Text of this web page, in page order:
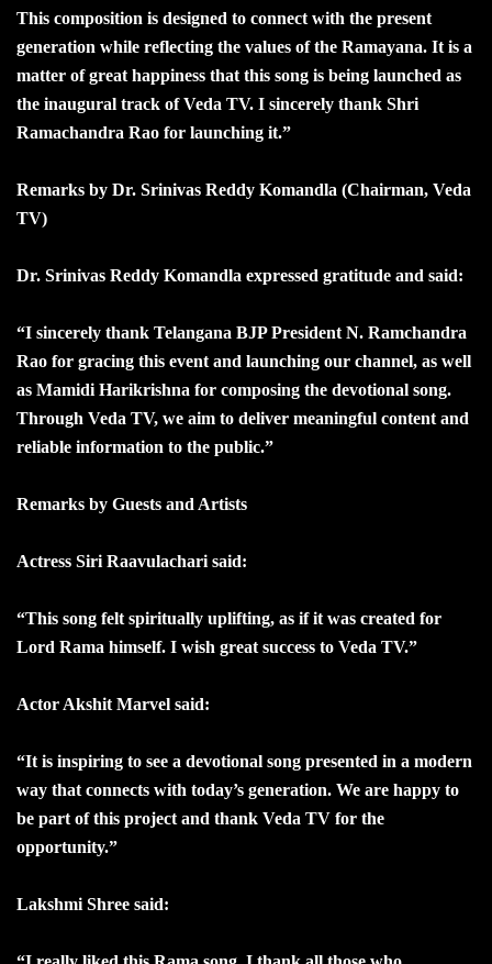
This composition is designed to connect with the present
generation while reflecting the values of the Ramayana. It is a
matter of great happiness that this song is being launched as
the inaugural track of Veda TV. I sincerely thank Shri
Ramachandra Rao for launching it.”
Remarks by Dr. Srinivas Reddy Komandla (Chairman, Veda
TV)
Dr. Srinivas Reddy Komandla expressed gratitude and said:
“I sincerely thank Telangana BJP President N. Ramchandra
Rao for gracing this event and launching our channel, as well
as Mamidi Harikrishna for composing the devotional song.
Through Veda TV, we aim to deliver meaningful content and
reliable information to the public.”
Remarks by Guests and Artists
Actress Siri Raavulachari said:
“This song felt spiritually uplifting, as if it was created for
Lord Rama himself. I wish great success to Veda TV.”
Actor Akshit Marvel said:
“It is inspiring to see a devotional song presented in a modern
way that connects with today’s generation. We are happy to
be part of this project and thank Veda TV for the
opportunity.”
Lakshmi Shree said: